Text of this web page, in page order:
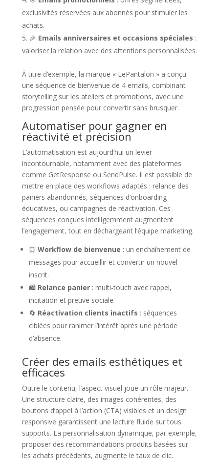
exclusivités réservées aux abonnés pour stimuler les
achats.
🎉 Emails anniversaires et occasions spéciales :
valoriser la relation avec des attentions personnalisées.
À titre d’exemple, la marque « LePantalon » a conçu
une séquence de bienvenue de 4 emails, combinant
storytelling sur les ateliers et promotions, avec une
progression pensée pour convertir sans brusquer.
Automatiser pour gagner en
réactivité et précision
L’automatisation est aujourd’hui un levier
incontournable, notamment avec des plateformes
comme GetResponse ou SendPulse. Il est possible de
mettre en place des workflows adaptés : relance des
paniers abandonnés, séquences d’onboarding
éducatives, ou campagnes de réactivation. Ces
séquences conçues intelligemment augmentent
l’engagement, tout en déchargeant l’équipe marketing.
⏰ Workflow de bienvenue : un enchaînement de
messages pour accueillir et convertir un nouvel
inscrit.
🛍️ Relance panier: multi-touch avec rappel,
incitation et preuve sociale.
🔄 Réactivation clients inactifs : séquences
ciblées pour ranimer l’intérêt après une période
d’absence.
Créer des emails esthétiques et
efficaces
Outre le contenu, l’aspect visuel joue un rôle majeur.
Une structure claire, des images cohérentes, des
boutons d’appel à l’action (CTA) visibles et un design
responsive garantissent une lecture fluide sur tous
supports. La personnalisation dynamique, par exemple,
proposer des recommandations produits basées sur
les achats précédents, augmente le taux de clic.